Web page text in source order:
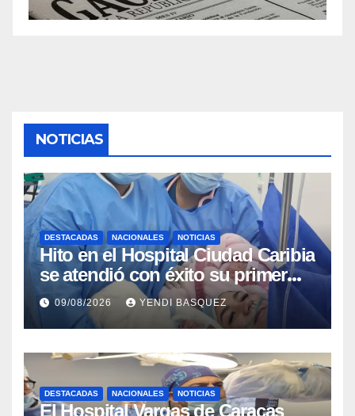
NOTICIAS
DESTACADAS NACIONALES NOTICIAS
Hito en el Hospital Ciudad Caribia
se atendió con éxito su primer
parto gemelar
09/08/2026 YENDI BASQUEZ
DESTACADAS NACIONALES NOTICIAS
El Hospital Vargas de Caracas